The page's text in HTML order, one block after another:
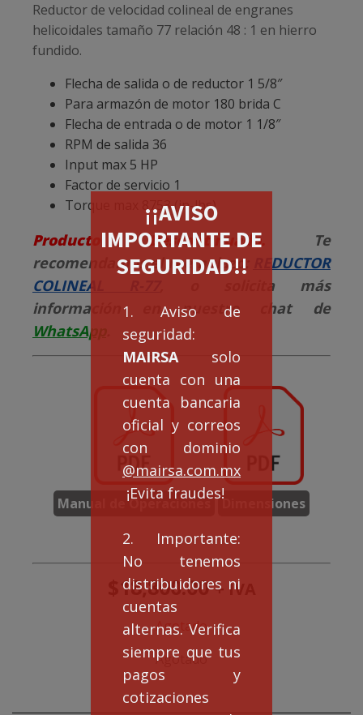
¡¡AVISO
IMPORTANTE DE
SEGURIDAD!!
1. Aviso de
seguridad:
MAIRSA solo
cuenta con una
cuenta bancaria
oficial y correos
con dominio
@mairsa.com.mx
¡Evita fraudes!
2. Importante:
No tenemos
distribuidores ni
cuentas
alternas. Verifica
siempre que tus
pagos y
cotizaciones
Reductor de velocidad colineal de engranes
helicoidales tamaño 77 relación 48 : 1 en hierro
fundido.
Flecha de salida o de reductor 1 5/8″
Para armazón de motor 180 brida C
Flecha de entrada o de motor 1 1/8″
RPM de salida 36
Input max 5 HP
Factor de servicio 1
Torque max 8753 (in-lbs)
Producto Descontinuado.
Te
recomendamos el reemplazo:
REDUCTOR
COLINEAL R-77
, o solicita más
información en nuestro chat de
WhatsApp
Manual de Operaciones Dimensiones
18,800.00 + IVA
Agotado
Agotado